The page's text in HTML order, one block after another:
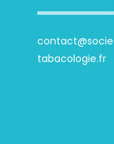
tabacologie.fr